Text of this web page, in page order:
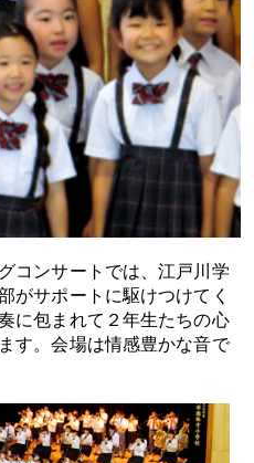
コンサートでは、江戸川学
がサポートに駆けつけてく
に包まれて２年生たちの心
す。会場は情感豊かな音で